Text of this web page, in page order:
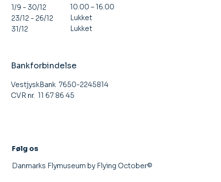
Bankforbindelse
VestjyskBank 7650-2245814
CVR nr. 11 67 86 45
1/9 - 30/12
23/12 - 26/12
31/12
10.00 – 16.00
Lukket
Lukket
Følg os
Danmarks Flymuseum by Flying October©